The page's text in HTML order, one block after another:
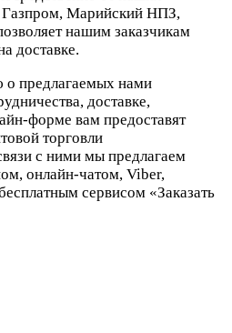
Марийский НПЗ,
нашим заказчикам
доставке.
предлагаемых нами
доставке,
форме вам предоставят
торговли
с ними мы предлагаем
онлайн-чатом, Viber,
сервисом «Заказать